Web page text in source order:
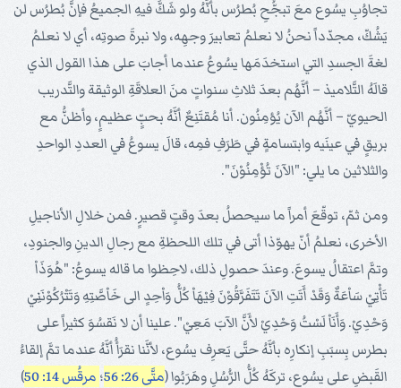
تجاوُبِ يسُوع معَ تبجُّحِ بُطرُس بأنَّهُ ولو شَكَّ فيهِ الجميعُ فإنَّ بُطرُس لن
يَشُكّ، مجدّداً نحنُ لا نعلمُ تعابيرَ وجهِه، ولا نبرةَ صوتِه، أي لا نعلمُ
لغةَ الجسدِ التي استخدَمَها يسُوعُ عندما أجابَ على هذا القول الذي
قالَهُ التَّلاميذ – أنَّهُم بعدَ ثلاثِ سنواتٍ منَ العلاقَةِ الوثيقة والتَّدريب
الحيويّ – أنَّهُم الآن يُؤمِنُون. أنا مُقتَنِعٌ أنَّهُ بحبٍّ عظيمٍ، وأظنُّ مع
بريقٍ في عينَيه وابتسامةٍ في طَرَفِ فمِه، قالَ يسوعُ في العددِ الواحدِ
والثلاثين ما يلي: "الآنَ تُؤْمِنُوْنَ".
ومن ثمّ، توقّعَ أمراً ما سيحصلُ بعدَ وقتٍ قصيرٍ. فمن خلالِ الأناجيلِ
الأخرى، نعلمُ أنّ يهوّذا أتى في تلك اللحظةِ مع رجالِ الدينِ والجنودِ،
وتمَّ اعتقالُ يسوعَ. وعندَ حصولِ ذلك، لاحِظوا ما قاله يسوعُ: "هُوَذَاْ
تَأْتِيْ سَاْعَةٌ وَقَدْ أَتَتِ الآنَ تَتَفَرَّقُوْنَ فِيْهَاْ كُلُّ وَاْحِدٍ الى خَاْصَّتِهِ وَتَتْرُكُوْنَنِيْ
وَحْدِيْ. وَأَنَاْ لَسْتُ وَحْدِيْ لأَنَّ الآبَ مَعِيْ". علينا أن لا نَقسُوَ كثيراً على
بطرس بِسبَبِ إنكارِه بأنَّهُ حتَّى يَعرِف يسُوع، لأنَّنا نقرَأُ أنَّهُ عندما تمَّ إلقاءُ
القَبضِ على يسُوع، تركَهُ كُلُّ الرُّسُلِ وهَرَبُوا (متَّى 26: 56 ؛ مرقُس 14: 50
)